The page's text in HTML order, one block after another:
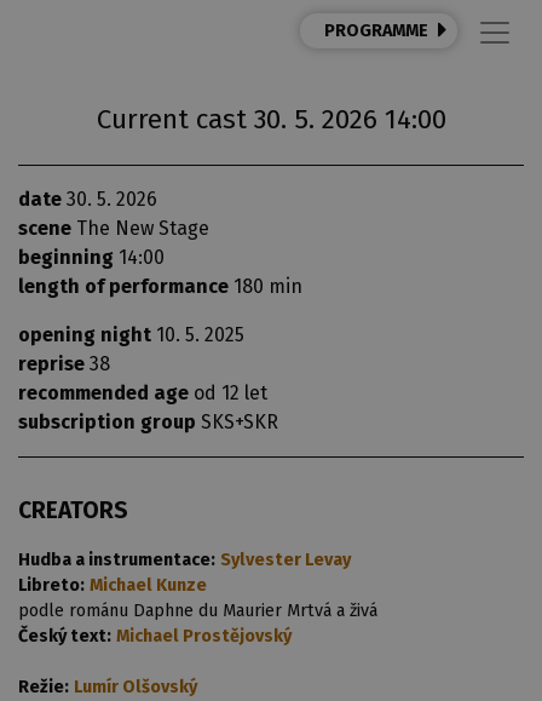
PROGRAMME
Current cast 30. 5. 2026 14:00
date 30. 5. 2026
scene The New Stage
beginning 14:00
length of performance 180 min
opening night 10. 5. 2025
reprise 38
recommended age od 12 let
subscription group SKS+SKR
CREATORS
Hudba a instrumentace: Sylvester Levay
Libreto: Michael Kunze
podle románu Daphne du Maurier Mrtvá a živá
Český text: Michael Prostějovský
Režie: Lumír Olšovský